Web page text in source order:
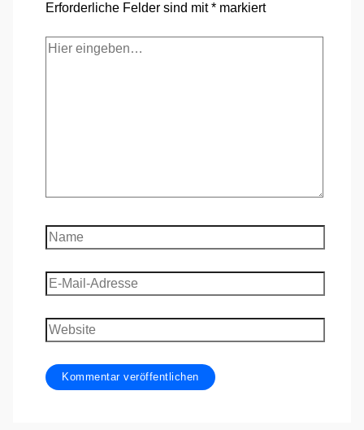
Erforderliche Felder sind mit* markiert
Hier
Name
E-
Mail-
Adresse
Website